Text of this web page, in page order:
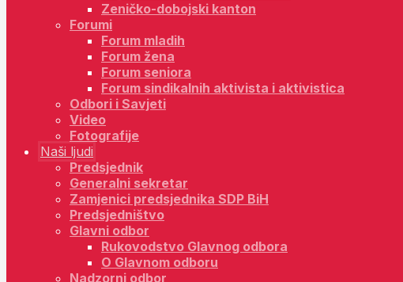
Zeničko-dobojski kanton
Forumi
Forum mladih
Forum žena
Forum seniora
Forum sindikalnih aktivista i aktivistica
Odbori i Savjeti
Video
Fotografije
Naši ljudi
Predsjednik
Generalni sekretar
Zamjenici predsjednika SDP BiH
Predsjedništvo
Glavni odbor
Rukovodstvo Glavnog odbora
O Glavnom odboru
Nadzorni odbor